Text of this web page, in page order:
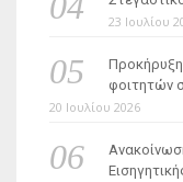
23 Ιουλίου
Προκήρυξη
φοιτητών
20 Ιουλίου 2026